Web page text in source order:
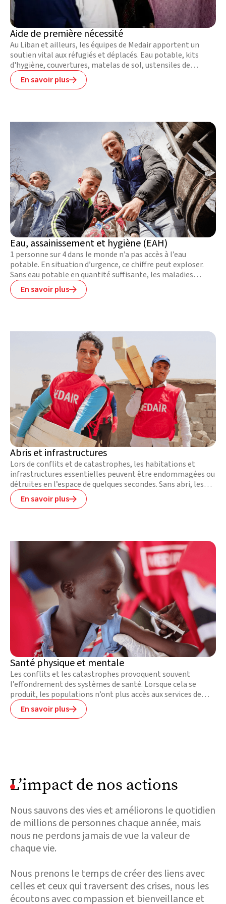
Aide de première nécessité
Au Liban et ailleurs, les équipes de Medair apportent un
soutien vital aux réfugiés et déplacés. Eau potable, kits
d'hygiène, couvertures, matelas de sol, ustensiles de
cuisine, vêtements chauds — chaque article distribué
contribue à restaurer dignité et bien-être. Nous améliorons
En savoir plus
Eau, assainissement et hygiène (EAH)
1 personne sur 4 dans le monde n’a pas accès à l’eau
potable. En situation d’urgence, ce chiffre peut exploser.
Sans eau potable en quantité suffisante, les maladies
hydriques se propagent et favorisent la malnutrition, voire
tuent les plus vulnérables.
En savoir plus
Abris et infrastructures
Lors de conflits et de catastrophes, les habitations et
infrastructures essentielles peuvent être endommagées ou
détruites en l’espace de quelques secondes. Sans abri, les
victimes doivent partir et n’ont plus accès aux services
essentiels comme l’eau, la santé et les infrastructures.
En savoir plus
Santé physique et mentale
Les conflits et les catastrophes provoquent souvent
l’effondrement des systèmes de santé. Lorsque cela se
produit, les populations n’ont plus accès aux services de
santé primaire ou d’urgence dont elles ont besoin pour
survivre. La dégradation des structures d’eau et
En savoir plus
L’impact de nos actions
Nous sauvons des vies et améliorons le quotidien
de millions de personnes chaque année, mais
nous ne perdons jamais de vue la valeur de
chaque vie.
Nous prenons le temps de créer des liens avec
celles et ceux qui traversent des crises, nous les
écoutons avec compassion et bienveillance et